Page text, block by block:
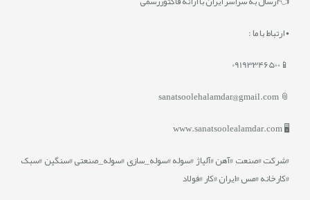
• ارتباط با ما :
📱09193346500
📎 sanatsoolehalamdar@gmail.com
🖥️ www.sanatsoolealamdar.com
#شرکت #صنعت #آهن #آلیاژ #سوله #سوله_سازی #سوله_صنعتی #سنگین #سبک
#کارخانه #مس #ایران #کار #فولاد